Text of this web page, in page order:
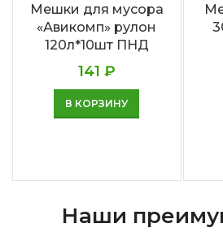
Мешки для мусора
«Авикомп» рулон
120л*10шт ПНД
141 ₽
В КОРЗИНУ
Наши